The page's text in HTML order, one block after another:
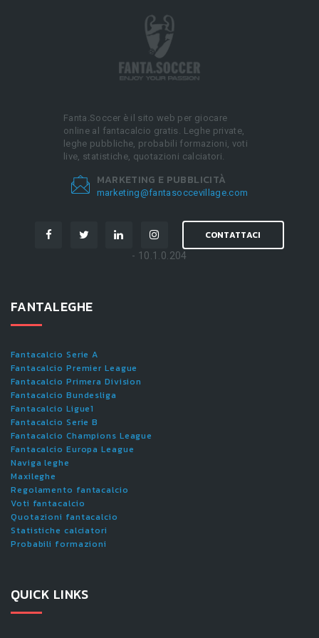
Fanta.Soccer è il sito web per giocare
online al fantacalcio gratis. Leghe private,
leghe pubbliche, probabili formazioni, voti
live, statistiche, quotazioni calciatori.
MARKETING E PUBBLICITÀ
marketing@fantasoccevillage.com
CONTATTACI
- 10.1.0.204
FANTALEGHE
Fantacalcio Serie A
Fantacalcio Premier League
Fantacalcio Primera Division
Fantacalcio Bundesliga
Fantacalcio Ligue1
Fantacalcio Serie B
Fantacalcio Champions League
Fantacalcio Europa League
Naviga leghe
Maxileghe
Regolamento fantacalcio
Voti fantacalcio
Quotazioni fantacalcio
Statistiche calciatori
Probabili formazioni
QUICK LINKS